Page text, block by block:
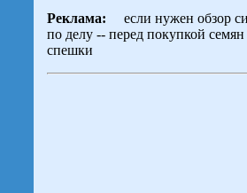
Реклама: если нужен обзор
по делу -- перед покупкой
спешки